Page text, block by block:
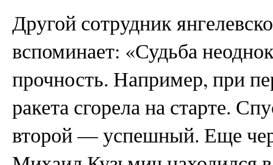
Другой сотрудник
вспоминает: «Судьба
прочность. Например, при
ракета сгорела на старте.
второй — успешный. Еще